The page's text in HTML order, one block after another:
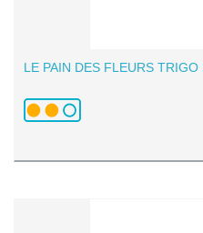
LE PAIN DES FLEURS